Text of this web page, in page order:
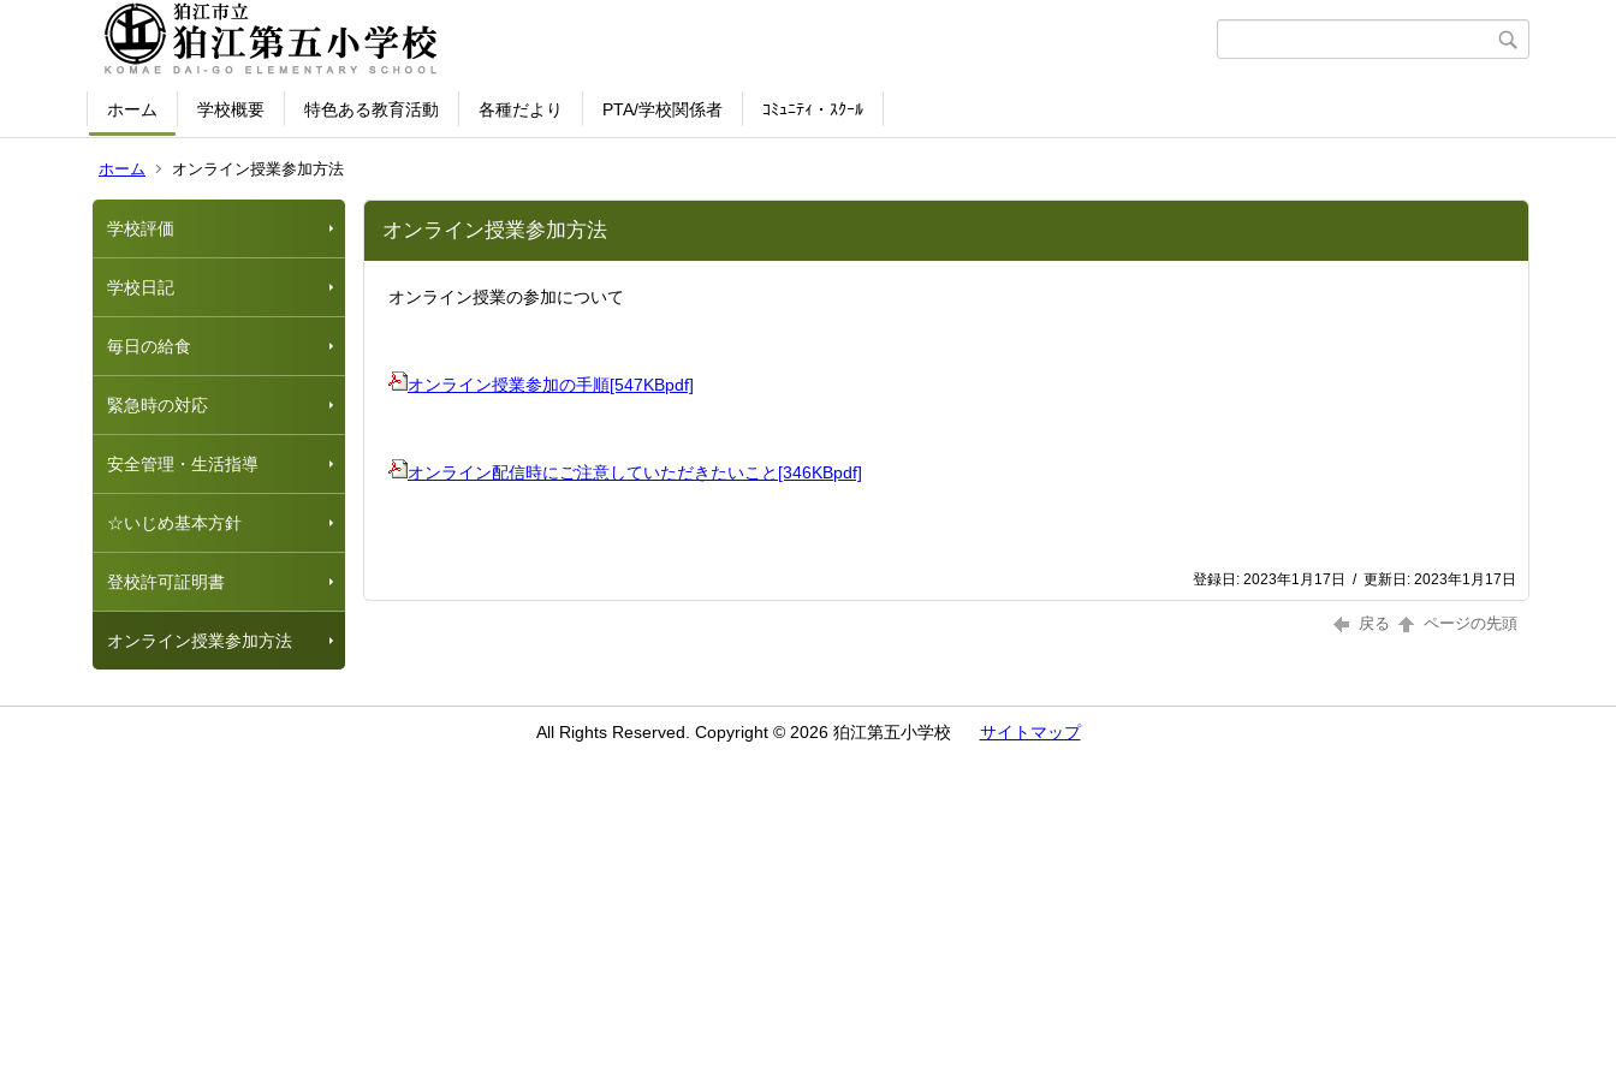
ホーム 学校概要 特色ある教育活動 各種だより PTA/学校関係者 ｺﾐｭﾆﾃｨ・ｽｸｰﾙ
ホーム オンライン授業参加方法
学校評価
学校日記
毎日の給食
緊急時の対応
安全管理・生活指導
☆いじめ基本方針
登校許可証明書
オンライン授業参加方法
オンライン授業参加方法
オンライン授業の参加について
オンライン授業参加の手順[547KBpdf]
オンライン配信時にご注意していただきたいこと [346KBpdf]
登録日: 2023年1月17日 / 更新日: 2023年1月17日
戻る ページの先頭
All Rights Reserved. Copyright © 2026 狛江第五小学校 サイトマップ